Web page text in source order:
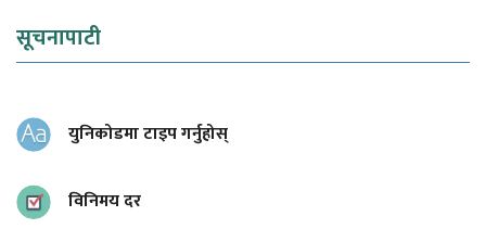
सूचनापाटी
युनिकोडमा टाइप गर्नुहोस्
विनिमय दर